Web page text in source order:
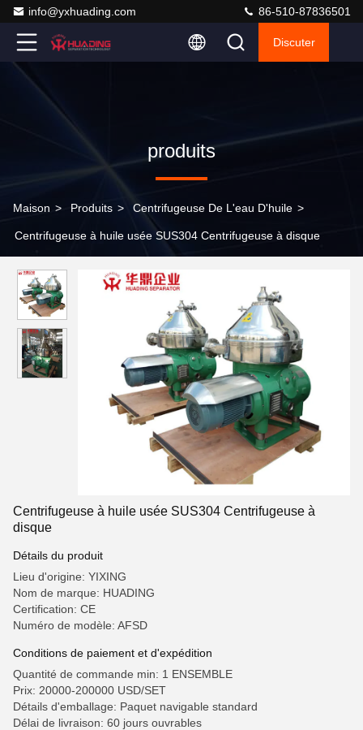
info@yxhuading.com 86-510-87836501
Discuter
produits
Maison > Produits > Centrifugeuse De L'eau D'huile >
Centrifugeuse à huile usée SUS304 Centrifugeuse à disque
Centrifugeuse à huile usée SUS304 Centrifugeuse à
disque
Détails du produit
Lieu d'origine: YIXING
Nom de marque: HUADING
Certification: CE
Numéro de modèle: AFSD
Conditions de paiement et d'expédition
Quantité de commande min: 1 ENSEMBLE
Prix: 20000-200000 USD/SET
Détails d'emballage: Paquet navigable standard
Délai de livraison: 60 jours ouvrables